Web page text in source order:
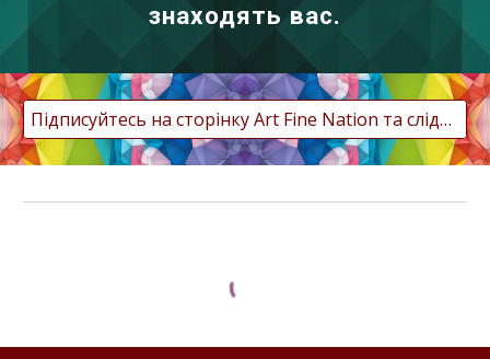
знаходять вас.
Підписуйтесь на сторінку Art Fine Nation та слідкуйте за оновленнями